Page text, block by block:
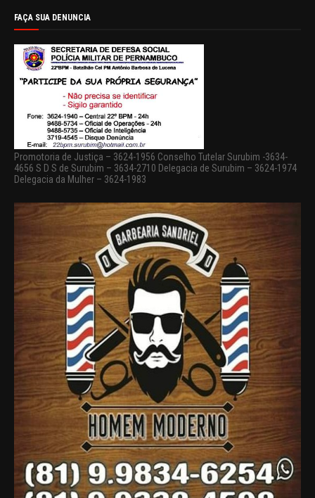
FAÇA SUA DENUNCIA
Promotoria de Justiça – 3624-1956 Conselho Tutelar Surubim -3634-
4656 S D S de Surubim – 3634-2710 Delegacia de Surubim – 3624-1974
Delegacia da Mulher – 3624-1983